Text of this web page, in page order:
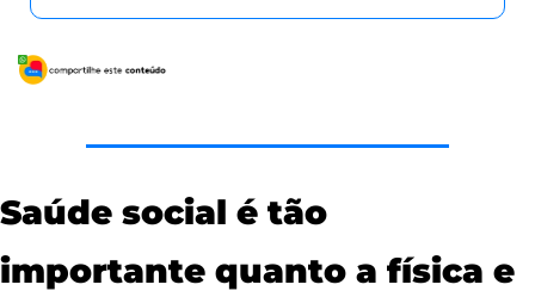
Saúde social é tão
importante quanto a física e